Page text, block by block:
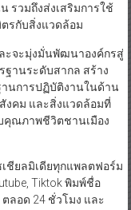
วมถึงส่งเสริมการใช้
รกับสิ่งแวดล้อม
ะจะมุ่งมั่นพัฒนาองค์กรสู่
ฐานระดับสากล สร้าง
านการปฏิบัติงานในด้าน
งคม และสิ่งแวดล้อมที่
คุณภาพชีวิตชานเมือง
ชียลมิเดียทุกแพลตฟอร์ม
Tiktok พิมพ์ชื่อ
ตลอด 24 ชั่วโมง และ